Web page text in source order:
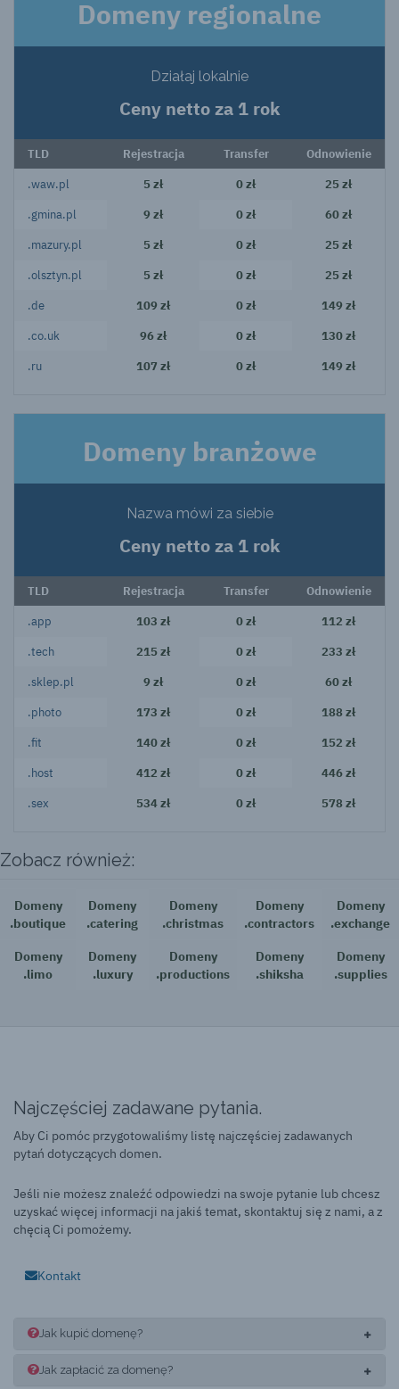
Domeny regionalne
Działaj lokalnie
Ceny netto za 1 rok
TLD Rejestracja Transfer Odnowienie
.waw.pl 5 zł 0 zł 25 zł
.gmina.pl 9 zł 0 zł 60 zł
.mazury.pl 5 zł 0 zł 25 zł
.olsztyn.pl 5 zł 0 zł 25 zł
.de 109 zł 0 zł 149 zł
.co.uk 96 zł 0 zł 130 zł
.ru 107 zł 0 zł 149 zł
Domeny branżowe
Nazwa mówi za siebie
Ceny netto za 1 rok
TLD Rejestracja Transfer Odnowienie
.app 103 zł 0 zł 112 zł
.tech 215 zł 0 zł 233 zł
.sklep.pl 9 zł 0 zł 60 zł
.photo 173 zł 0 zł 188 zł
.fit 140 zł 0 zł 152 zł
.host 412 zł 0 zł 446 zł
.sex 534 zł 0 zł 578 zł
Zobacz również:
Domeny
.boutique
Domeny
.catering
Domeny
.christmas
Domeny
.contractors
Domeny
.exchange
Domeny
.limo
Domeny
.luxury
Domeny
.productions
Domeny
.shiksha
Domeny
.supplies
Najczęściej zadawane pytania.
Aby Ci pomóc przygotowaliśmy listę najczęściej zadawanych
pytań dotyczących domen.
Jeśli nie możesz znaleźć odpowiedzi na swoje pytanie lub chcesz
uzyskać więcej informacji na jakiś temat, skontaktuj się z nami, a z
chęcią Ci pomożemy.
Kontakt
Jak kupić domenę?
Jak zapłacić za domenę?